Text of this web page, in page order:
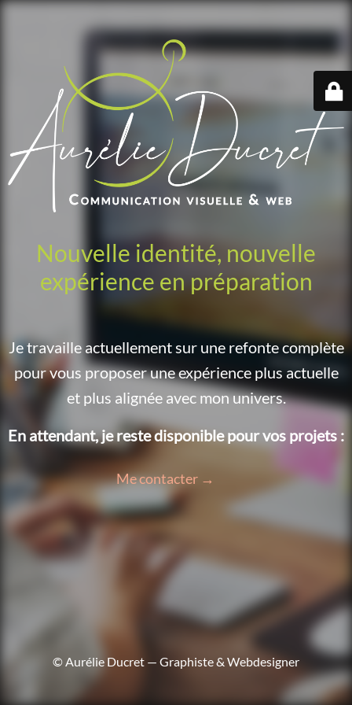
Nouvelle identité, nouvelle
expérience en préparation
Je travaille actuellement sur une refonte complète
pour vous proposer une expérience plus actuelle
et plus alignée avec mon univers.
En attendant, je reste disponible pour vos projets :
Me contacter →
© Aurélie Ducret — Graphiste & Webdesigner